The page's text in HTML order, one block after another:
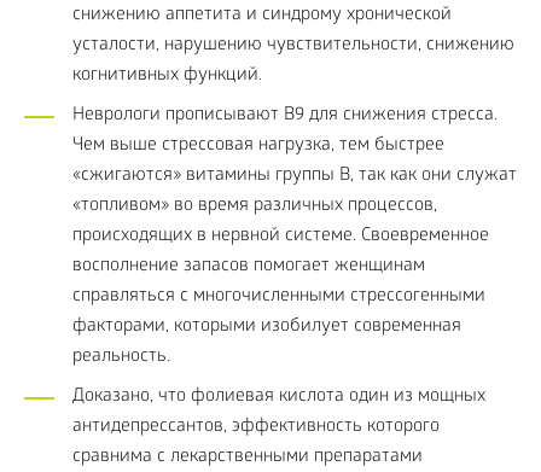
снижению аппетита и синдрому хронической
усталости, нарушению чувствительности, снижению
когнитивных функций.
Неврологи прописывают B9 для снижения стресса.
Чем выше стрессовая нагрузка, тем быстрее
«сжигаются» витамины группы B, так как они служат
«топливом» во время различных процессов,
происходящих в нервной системе. Своевременное
восполнение запасов помогает женщинам
справляться с многочисленными стрессогенными
факторами, которыми изобилует современная
реальность.
Доказано, что фолиевая кислота один из мощных
антидепрессантов, эффективность которого
сравнима с лекарственными препаратами